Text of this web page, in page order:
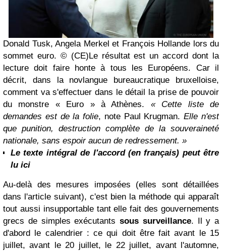
Donald Tusk, Angela Merkel et François Hollande lors du
sommet euro. © (CE) Le résultat est un accord dont la
lecture doit faire honte à tous les Européens. Car il
décrit, dans la novlangue bureaucratique bruxelloise,
comment va s'effectuer dans le détail la prise de pouvoir
du monstre « Euro » à Athènes. « Cette liste de
demandes est de la folie, note Paul Krugman. Elle n'est
que punition, destruction complète de la souveraineté
nationale, sans espoir aucun de redressement. »
Le texte intégral de l'accord (en français) peut être
lu ici
Au-delà des mesures imposées (elles sont détaillées
dans l'article suivant), c'est bien la méthode qui apparaît
tout aussi insupportable tant elle fait des gouvernements
grecs de simples exécutants sous surveillance. Il y a
d'abord le calendrier : ce qui doit être fait avant le 15
juillet, avant le 20 juillet, le 22 juillet, avant l'automne,